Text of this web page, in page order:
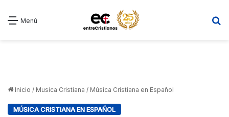
Menú
Inicio / Musica Cristiana / Música Cristiana en Español
MÚSICA CRISTIANA EN ESPAÑOL